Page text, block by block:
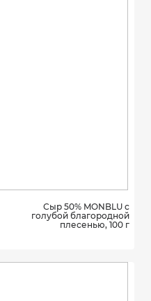
Сыр 50% MONBLU с
голубой благородной
плесенью, 100 г